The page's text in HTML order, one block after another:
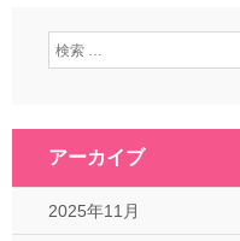
アーカイブ
2025年11月